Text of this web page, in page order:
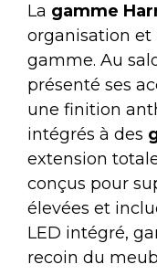
La gamme
organisation et
gamme. Au
présenté ses
une finition
intégrés à des
extension
conçus pour
élevées et
LED intégré,
recoin du